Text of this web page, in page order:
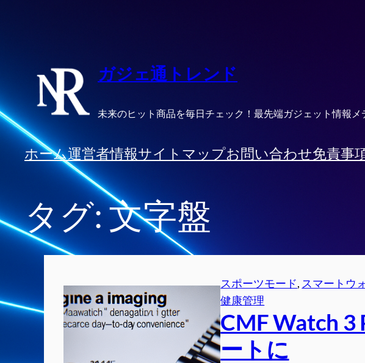
ッ
プ
ガジェ通トレンド
未来のヒット商品を毎日チェック！最先端ガジェット情報メ
ホーム運営者情報サイトマップお問い合わせ免責事
タグ:文字盤
スポーツモード, スマートウ
健康管理
CMF Watch
ートに